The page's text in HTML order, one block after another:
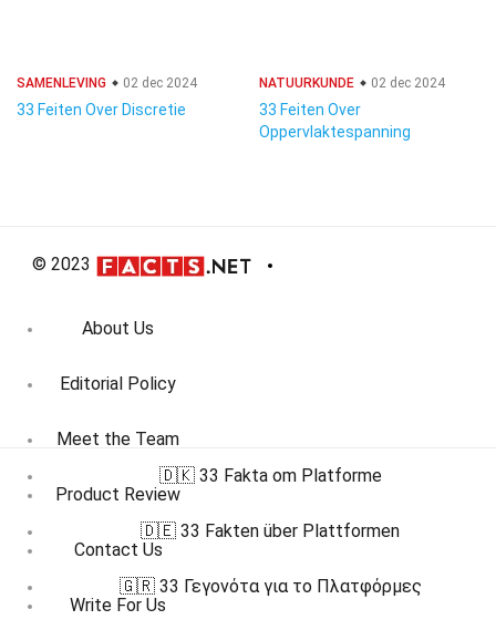
SAMENLEVING 02 dec 2024
33 Feiten Over Discretie
NATUURKUNDE 02 dec 2024
33 Feiten Over
Oppervlaktespanning
© 2023
About Us
Editorial Policy
Meet the Team
Product Review
Contact Us
Write For Us
🇩🇰 33 Fakta om Platforme
🇩🇪 33 Fakten über Plattformen
🇬🇷 33 Γεγονότα για το Πλατφόρμες